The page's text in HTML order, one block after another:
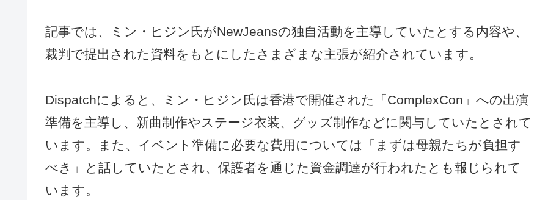
記事では、ミン・ヒジン氏がNewJeansの独自活動を主導していたとする内容や、
裁判で提出された資料をもとにしたさまざまな主張が紹介されています。
Dispatchによると、ミン・ヒジン氏は香港で開催された「ComplexCon」への出演
準備を主導し、新曲制作やステージ衣装、グッズ制作などに関与していたとされて
います。また、イベント準備に必要な費用については「まずは母親たちが負担す
べき」と話していたとされ、保護者を通じた資金調達が行われたとも報じられて
います。